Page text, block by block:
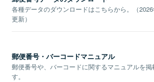
各種データのダウンロードはこちらから。（
更新）
郵便番号・バーコードマニュアル
郵便番号や、バーコードに関するマニュアルを掲
す。